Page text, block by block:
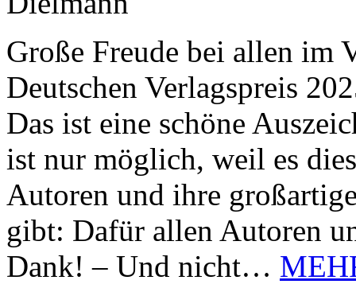
Große Freude bei allen im
Deutschen Verlagspreis
Das ist eine schöne
ist nur möglich, weil es
Autoren und ihre
gibt: Dafür allen Autoren
Dank! – Und nicht…